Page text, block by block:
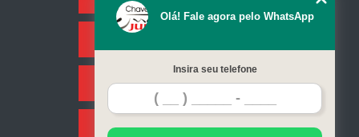
Contato
Mapa do site
Olá! Fale agora pelo WhatsApp
Insira seu telefone